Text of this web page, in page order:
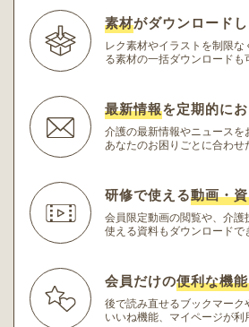
素材がダウンロード
レク素材やイラストを制限な
る素材の一括ダウンロードも
最新情報を定期的に
介護の最新情報やニュースを
あなたのお困りごとに合わせ
研修で使える動画・
会員限定動画の閲覧や、介護
使える資料もダウンロードで
会員だけの便利な機能
後で読み直せるブックマーク
いいね機能、マイページが利